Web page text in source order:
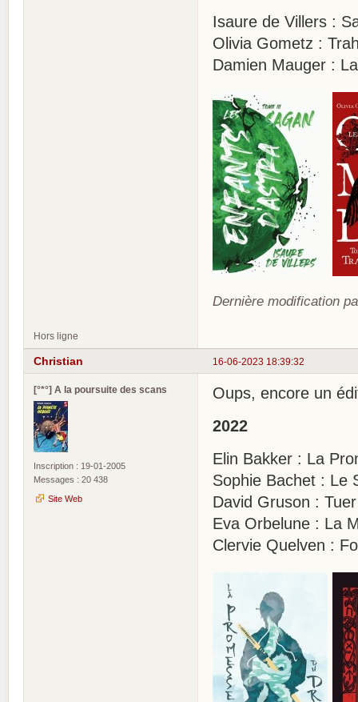
Isaure de Villers :
Olivia Gometz :
Damien Mauger :
Dernière modification
Hors ligne
16-06-2023 18:39:32
Christian
[°*°] A la poursuite des scans
Inscription : 19-01-2005
Messages : 20 438
Site Web
Oups, encore un
2022
Elin Bakker : La
Sophie Bachet : Le
David Gruson :
Eva Orbelune : La
Clervie Quelven